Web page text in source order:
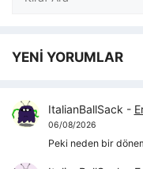
YENİ YORUMLAR
ItalianBallSack -
06/08/2026
Peki neden bir